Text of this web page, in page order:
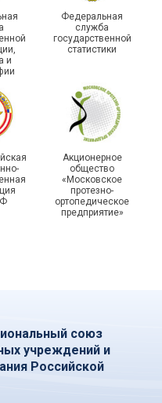
Храбрым детям – добрые
подарки
и
Федеральная
служба
государственной
статистики
Акционерное
общество
«Московское
протезно-
ортопедическое
предприятие»
союз
учреждений и
Российской